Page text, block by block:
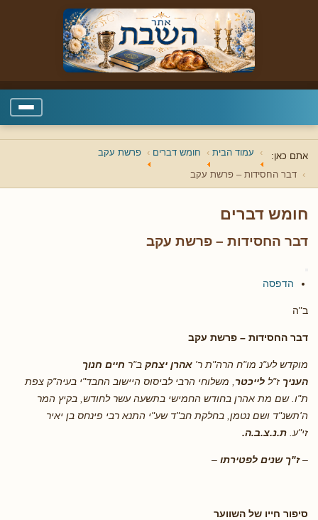
אתם כאן: עמוד הבית חומש דברים פרשת עקב
דבר החסידות – פרשת עקב
חומש דברים
דבר החסידות – פרשת עקב
הדפסה
ב"ה
דבר החסידות – פרשת עקב
מוקדש לע"נ מו"ח הרה"ת ר' אהרן יצחק ב"ר חיים חנוך
העניך ז"ל לייכטר , משלוחי הרבי לביסוס היישוב החבד"י בעיה"ק צפת
ת"ו. שם מת אהרן בחודש החמישי בתשעה עשר לחודש, בקיץ המר
ה'תשנ"ד ושם נטמן, בחלקת חב"ד שע"י התנא רבי פינחס בן יאיר
זי"ע. ת.נ.צ.ב.ה.
–ז"ך שנים לפטירתו –
סיפור חייו של השווער